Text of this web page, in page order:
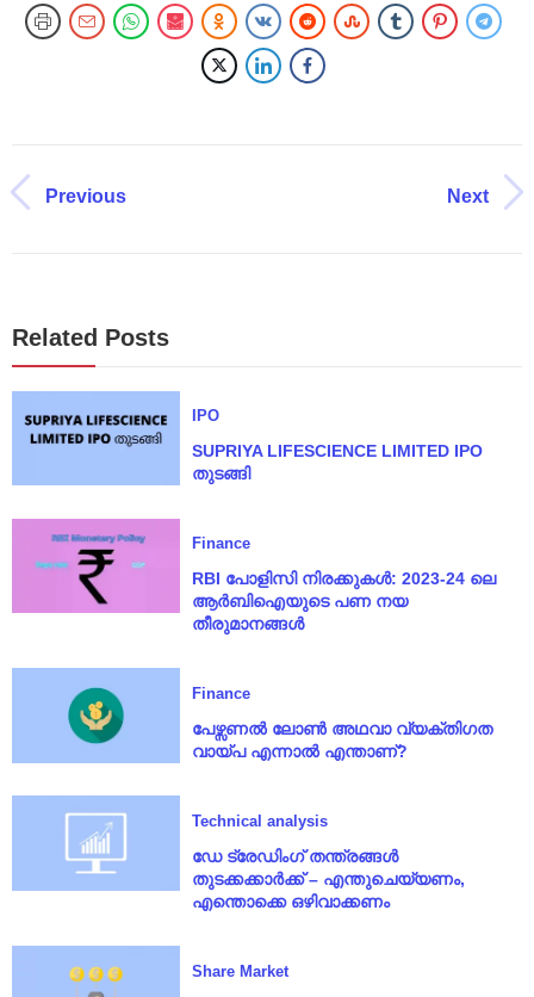
Previous Next
Related Posts
IPO
SUPRIYA LIFESCIENCE LIMITED IPO
തുടങ്ങി
Finance
RBI പോളിസി നിരക്കുകൾ: 2023-24 ലെ
ആർബിഐയുടെ പണ നയ
തീരുമാനങ്ങൾ
Finance
പേഴ്സണൽ ലോൺ അഥവാ വ്യക്തിഗത
വായ്പ എന്നാൽ എന്താണ്?
Technical analysis
ഡേ ട്രേഡിംഗ് തന്ത്രങ്ങൾ
തുടക്കക്കാർക്ക് – എന്തുചെയ്യണം,
എന്തൊക്കെ ഒഴിവാക്കണം
Share Market